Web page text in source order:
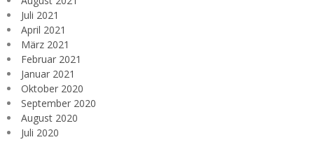
Juli 2021
April 2021
März 2021
Februar 2021
Januar 2021
Oktober 2020
September 2020
August 2020
Juli 2020